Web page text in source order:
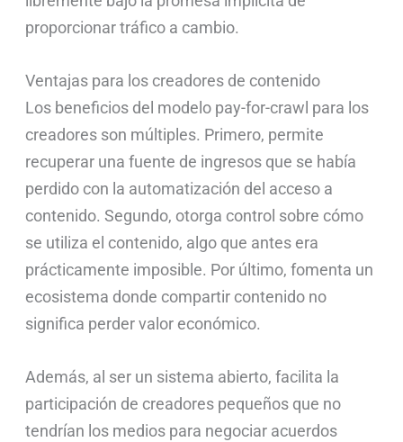
proporcionar tráfico a cambio.
Ventajas para los creadores de contenido
Los beneficios del modelo pay-for-crawl para los
creadores son múltiples. Primero, permite
recuperar una fuente de ingresos que se había
perdido con la automatización del acceso a
contenido. Segundo, otorga control sobre cómo
se utiliza el contenido, algo que antes era
prácticamente imposible. Por último, fomenta un
ecosistema donde compartir contenido no
significa perder valor económico.
Además, al ser un sistema abierto, facilita la
participación de creadores pequeños que no
tendrían los medios para negociar acuerdos